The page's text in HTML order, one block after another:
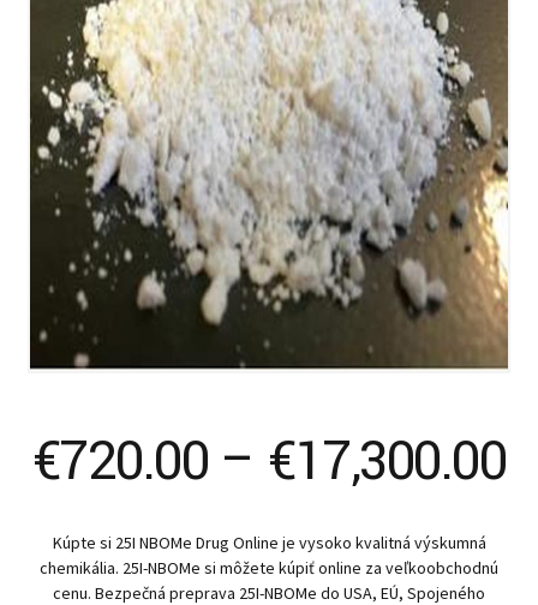
€720.00 – €17,300.00
Kúpte si 25I NBOMe Drug Online je vysoko kvalitná výskumná
chemikália. 25I-NBOMe si môžete kúpiť online za veľkoobchodnú
cenu. Bezpečná preprava 25I-NBOMe do USA, EÚ, Spojeného